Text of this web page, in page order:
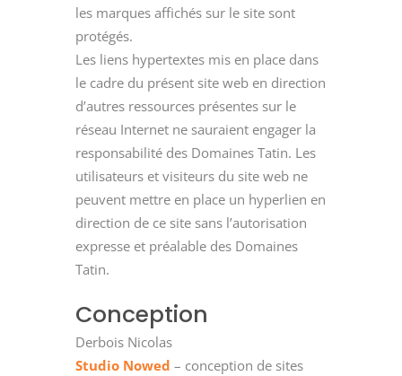
les marques affichés sur le site sont
protégés.
Les liens hypertextes mis en place dans
le cadre du présent site web en direction
d’autres ressources présentes sur le
réseau Internet ne sauraient engager la
responsabilité des Domaines Tatin. Les
utilisateurs et visiteurs du site web ne
peuvent mettre en place un hyperlien en
direction de ce site sans l’autorisation
expresse et préalable des Domaines
Tatin.
Conception
Derbois Nicolas
Studio Nowed – conception de sites